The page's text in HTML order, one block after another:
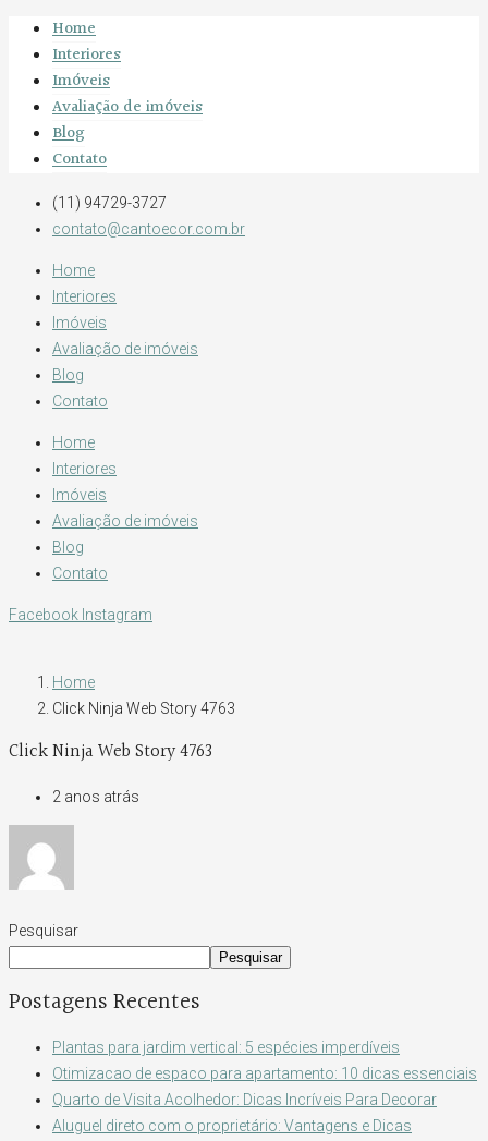
Home
Interiores
Imóveis
Avaliação de imóveis
Blog
Contato
(11) 94729-3727
contato@cantoecor.com.br
Home
Interiores
Imóveis
Avaliação de imóveis
Blog
Contato
Home
Interiores
Imóveis
Avaliação de imóveis
Blog
Contato
Facebook Instagram
Home
Click Ninja Web Story 4763
Click Ninja Web Story 4763
2 anos atrás
Pesquisar
Pesquisar
Postagens Recentes
Plantas para jardim vertical: 5 espécies imperdíveis
Otimizacao de espaco para apartamento: 10 dicas essenciais
Quarto de Visita Acolhedor: Dicas Incríveis Para Decorar
Aluguel direto com o proprietário: Vantagens e Dicas